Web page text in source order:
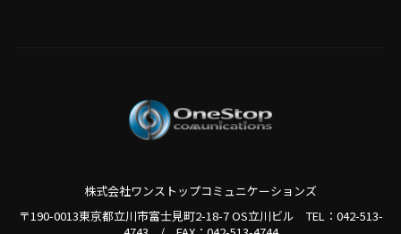
株式会社ワンストップコミュニケーションズ
〒190-0013東京都立川市富士見町2-18-7 OS立川ビル TEL： 042-513-